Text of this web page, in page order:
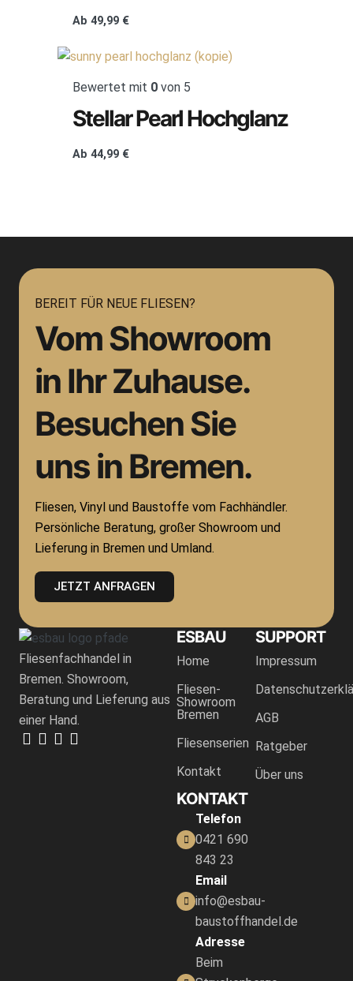
Ab 49,99 €
Bewertet mit 0von 5
Stellar Pearl Hochglanz
Ab 44,99 €
BEREIT FÜR NEUE FLIESEN?
Vom Showroom
in Ihr Zuhause.
Besuchen Sie
uns in Bremen.
Fliesen, Vinyl und Baustoffe vom Fachhändler.
Persönliche Beratung, großer Showroom und
Lieferung in Bremen und Umland.
JETZT ANFRAGEN
Fliesenfachhandel in
Bremen. Showroom,
Beratung und Lieferung aus
einer Hand.
ESBAU
Home
Fliesen-
Showroom
Bremen
Fliesenserien
Kontakt
SUPPORT
Impressum
AGB
Ratgeber
Über uns
KONTAKT
Telefon
0421 690
843 23
Email
info@esbau-
baustoffhandel.de
Adresse
Beim